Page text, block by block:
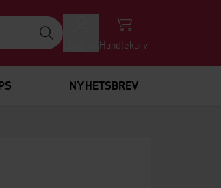
Handlekurv
NYHETSBREV